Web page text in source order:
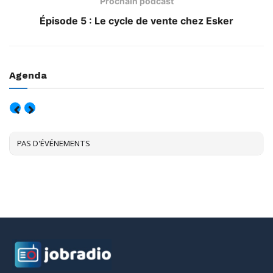
Épisode 5 : Le cycle de vente chez Esker
Agenda
PAS D'ÉVÉNEMENTS